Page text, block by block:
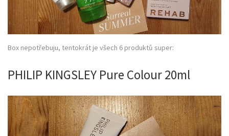
Box nepotřebuju, tentokrát je všech 6 produktů super:
PHILIP KINGSLEY Pure Colour 20ml